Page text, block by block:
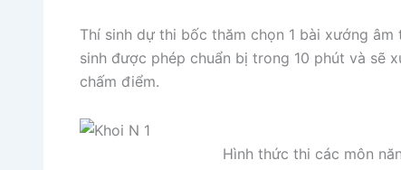
Thí sinh dự thi bốc thăm chọn 1 bài xướng
sinh được phép chuẩn bị trong 10 phút và sẽ
chấm điểm.
Hình thức thi các môn